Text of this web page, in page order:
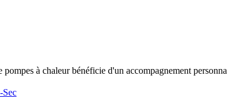
à chaleur bénéficie d'un accompagnement
Sec